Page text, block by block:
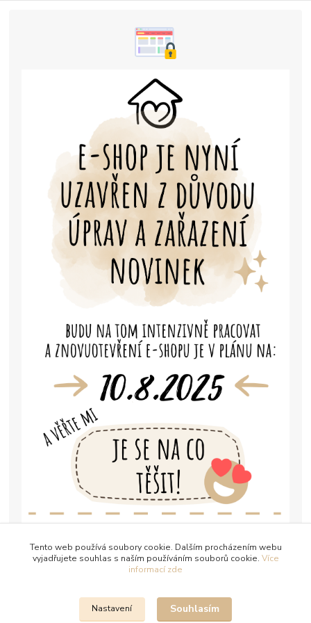
Tento web používá soubory cookie. Dalším procházením webu
vyjadřujete souhlas s naším používáním souborů cookie. Více
informací zde
Nastavení Souhlasím